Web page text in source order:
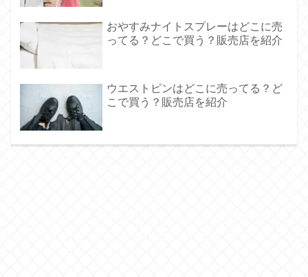
おやすみナイトスプレーはどこに売
ってる？どこで買う？販売店を紹介
ウエストピンはどこに売ってる？ど
こで買う？販売店を紹介